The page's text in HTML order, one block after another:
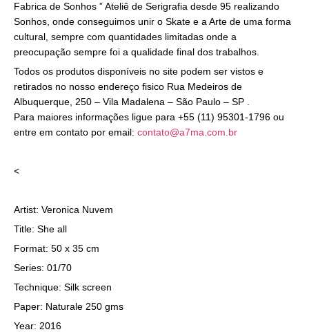
Fabrica de Sonhos ” Ateliê de Serigrafia desde 95 realizando
Sonhos, onde conseguimos unir o Skate e a Arte de uma forma
cultural, sempre com quantidades limitadas onde a
preocupação sempre foi a qualidade final dos trabalhos.
Todos os produtos disponíveis no site podem ser vistos e
retirados no nosso endereço fisico Rua Medeiros de
Albuquerque, 250 – Vila Madalena – São Paulo – SP .
Para maiores informações ligue para +55 (11) 95301-1796 ou
entre em contato por email: contato@a7ma.com.br
<
Artist: Veronica Nuvem
Title: She all
Format: 50 x 35 cm
Series: 01/70
Technique: Silk screen
Paper: Naturale 250 gms
Year: 2016